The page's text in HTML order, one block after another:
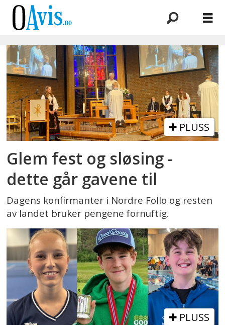
Emne:
sparebank
1
østlandet
PLUSS
Glem fest og sløsing -
dette går gavene til
Dagens konfirmanter i Nordre Follo og resten
av landet bruker pengene fornuftig.
PLUSS